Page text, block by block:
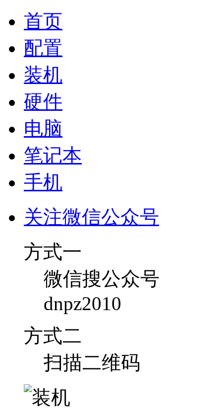
首页
配置
装机
硬件
电脑
笔记本
手机
关注微信公众号
方式一
微信搜公众号
dnpz2010
方式二
扫描二维码